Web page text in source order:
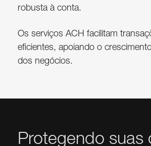
robusta à conta.
Os serviços ACH facilitam
eficientes, apoiando o
dos negócios.
Protegendo suas